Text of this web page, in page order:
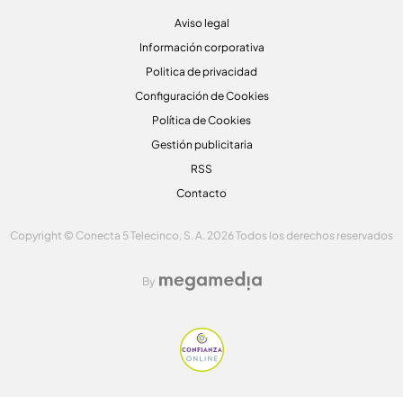
Aviso legal
Información corporativa
Politica de privacidad
Configuración de Cookies
Política de Cookies
Gestión publicitaria
RSS
Contacto
Copyright © Conecta 5 Telecinco, S. A. 2026 Todos los derechos reservados
By